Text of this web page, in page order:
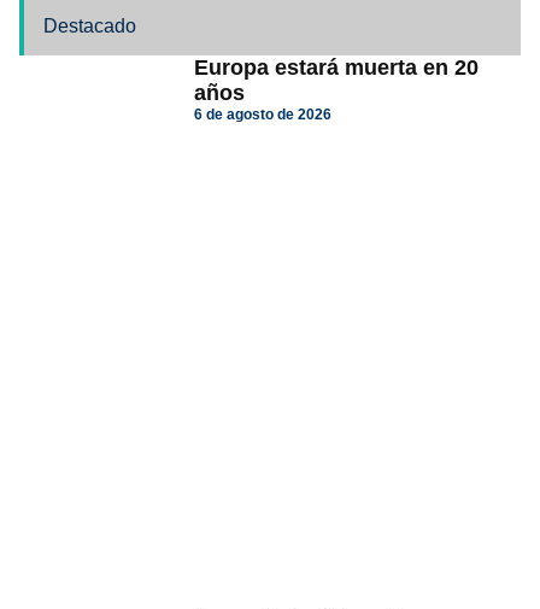
Destacado
Europa estará muerta en 20
años
6 de agosto de 2026